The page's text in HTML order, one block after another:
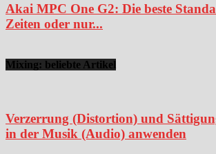
Akai MPC One G2: Die beste
Zeiten oder nur...
Mixing: beliebte Artikel
Verzerrung (Distortion) und
in der Musik (Audio) anwenden